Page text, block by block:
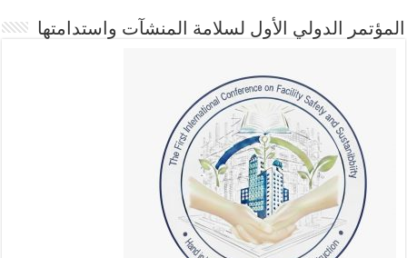
المؤتمر الدولي الأول لسلامة المنشآت واستدامتها